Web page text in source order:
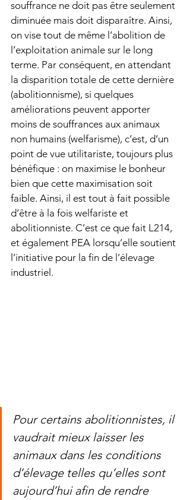
souffrance ne doit pas être seulement
diminuée mais doit disparaître. Ainsi,
on vise tout de même l’abolition de
l’exploitation animale sur le long
terme. Par conséquent, en attendant
la disparition totale de cette dernière
(abolitionnisme), si quelques
améliorations peuvent apporter
moins de souffrances aux animaux
non humains (welfarisme), c’est, d’un
point de vue utilitariste, toujours plus
bénéfique : on maximise le bonheur
bien que cette maximisation soit
faible. Ainsi, il est tout à fait possible
d’être à la fois welfariste et
abolitionniste. C’est ce que fait L214,
et également PEA lorsqu’elle soutient
l’initiative pour la fin de l’élevage
industriel.
Pour certains abolitionnistes, il
vaudrait mieux laisser les
animaux dans les conditions
d’élevage telles qu’elles sont
aujourd’hui afin de rendre